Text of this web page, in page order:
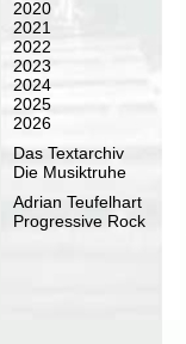
2020
2021
2022
2023
2024
2025
2026
Das Textarchiv
Die Musiktruhe
Adrian Teufelhart
Progressive Rock